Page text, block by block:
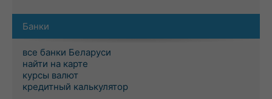
Банки
все банки Беларуси
найти на карте
курсы валют
кредитный калькулятор